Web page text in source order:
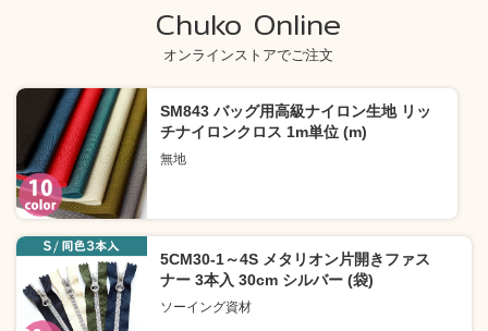
Chuko Online
オンラインストアでご注文
SM843 バッグ用高級ナイロン生地 リッ
チナイロンクロス 1m単位 (m)
無地
5CM30-1～4S メタリオン片開きファス
ナー 3本入 30cm シルバー (袋)
ソーイング資材